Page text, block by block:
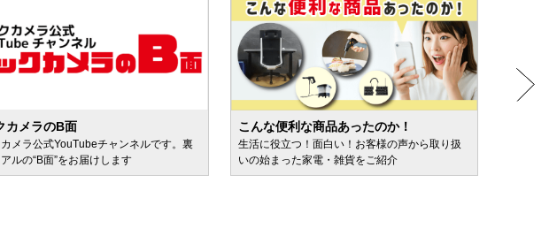
カメラのB面
カメラ公式YouTubeチャンネルです。裏
ルの“B面”をお届けします
こんな便利な商品あったのか！
生活に役立つ！面白い！お客様の声から取り扱
いの始まった家電・雑貨をご紹介